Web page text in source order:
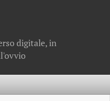
digitale, in